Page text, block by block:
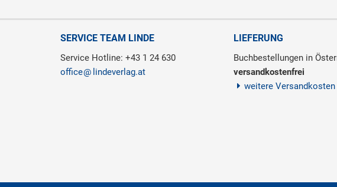
SERVICE TEAM LINDE
Service Hotline: +43 1 24 630
office
lindeverlag.at
LIEFERUNG
Buchbestellungen in
versandkostenfrei
weitere Versandkosten